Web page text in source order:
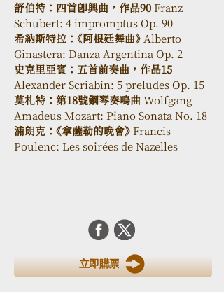
舒伯特：四首即興曲，作品90 Franz
Schubert: 4 impromptus Op. 90
希納斯特拉：《阿根廷舞曲》 Alberto
Ginastera: Danza Argentina Op. 2
史克里亞賓：五首前奏曲，作品15
Alexander Scriabin: 5 preludes Op. 15
莫札特：第18號鋼琴奏鳴曲 Wolfgang
Amadeus Mozart: Piano Sonata No. 18
浦朗克：《拿薩勒的晚會》 Francis
Poulenc: Les soirées de Nazelles
立即購票